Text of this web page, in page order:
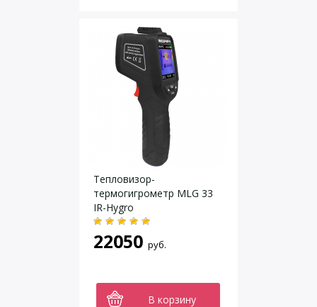
Тепловизор-
термогигрометр MLG 33
IR-Hygro
22050 руб.
В корзину